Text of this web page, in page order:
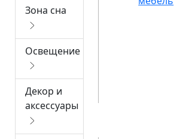
Зона сна
Освещение
Декор и
аксессуары